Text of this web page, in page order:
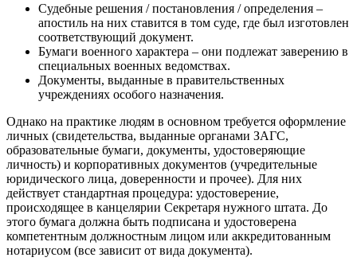
Судебные решения / постановления / определения –
апостиль на них ставится в том суде, где был изготовлен
соответствующий документ.
Бумаги военного характера – они подлежат заверению в
специальных военных ведомствах.
Документы, выданные в правительственных
учреждениях особого назначения.
Однако на практике людям в основном требуется оформление
личных (свидетельства, выданные органами ЗАГС,
образовательные бумаги, документы, удостоверяющие
личность) и корпоративных документов (учредительные
юридического лица, доверенности и прочее). Для них
действует стандартная процедура: удостоверение,
происходящее в канцелярии Секретаря нужного штата. До
этого бумага должна быть подписана и удостоверена
компетентным должностным лицом или аккредитованным
нотариусом (все зависит от вида документа).